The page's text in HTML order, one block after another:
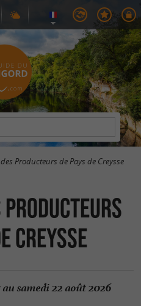
Producteurs de Pays de Creysse
Producteurs
Creysse
samedi 22 août 2026